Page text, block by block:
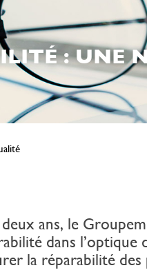
:
ans, le
dans
la réparabilité